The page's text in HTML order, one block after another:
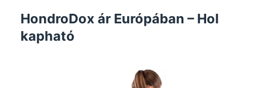
HondroDox ár Európában – Hol
kapható